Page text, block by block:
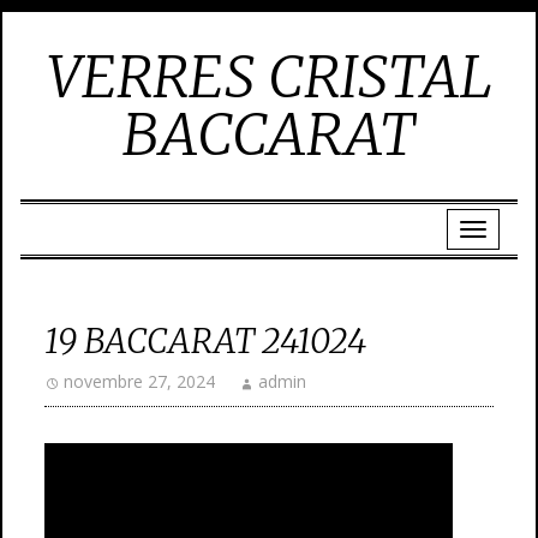
VERRES CRISTAL
BACCARAT
19 BACCARAT 241024
novembre 27, 2024 admin